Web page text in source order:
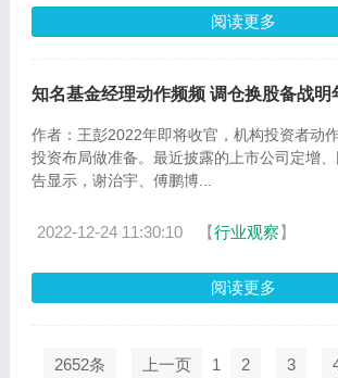
阅读更多
知名基金经理动作频频 调仓换股备战明
作者：王彭2022年即将收官，机构投资者动
投资布局做准备。最近披露的上市公司定增
告显示，谢治宇、傅鹏博...
2022-12-24 11:30:10 【行业观察】
阅读更多
2652条 上一页 1 2 3